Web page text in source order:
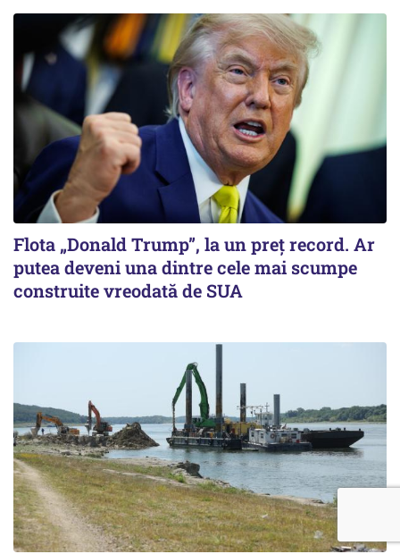
Flota „Donald Trump”, la un preț record. Ar
putea deveni una dintre cele mai scumpe
construite vreodată de SUA